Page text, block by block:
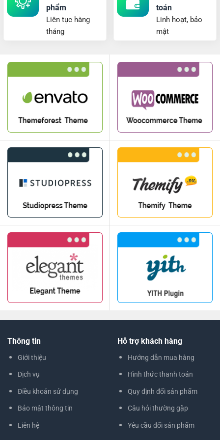
phẩm
Liên tục hàng
tháng
toán
Linh hoạt, bảo
mật
Thông tin
Giới thiệu
Dịch vụ
Điều khoản sử dụng
Bảo mật thông tin
Liên hệ
Hỗ trợ khách hàng
Hướng dẫn mua hàng
Hình thức thanh toán
Quy định đổi sản phẩm
Câu hỏi thường gặp
Yêu cầu đổi sản phẩm